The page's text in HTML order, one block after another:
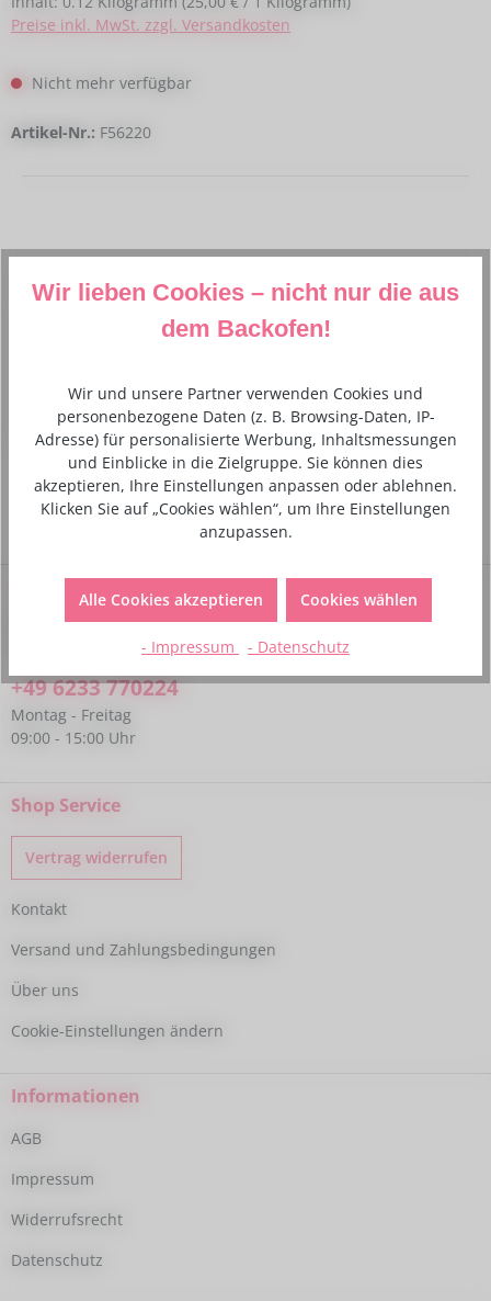
Preise inkl. MwSt. zzgl. Versandkosten
Nicht mehr verfügbar
Artikel-Nr.: F56220
Beschreibung
MHD: Ende 09/26Aromatisieren Sie Ihre Buttercreme,
Verantwortlicher Lebensmittelunternehmer
Bei Fragen kannst du uns gerne telefonisch unter folgender
Nummer kontaktieren:
+49 6233 770224
Montag - Freitag
09:00 - 15:00 Uhr
Shop Service
Vertrag widerrufen
Kontakt
Versand und Zahlungsbedingungen
Über uns
Cookie-Einstellungen ändern
Informationen
AGB
Impressum
Widerrufsrecht
Datenschutz
Wir lieben Cookies – nicht nur die aus
dem Backofen!
Wir und unsere Partner verwenden Cookies und
personenbezogene Daten (z. B. Browsing-Daten, IP-
Adresse) für personalisierte Werbung, Inhaltsmessungen
und Einblicke in die Zielgruppe. Sie können dies
akzeptieren, Ihre Einstellungen anpassen oder ablehnen.
Klicken Sie auf „Cookies wählen“, um Ihre Einstellungen
anzupassen.
Alle Cookies akzeptieren Cookies wählen
- Impressum - Datenschutz